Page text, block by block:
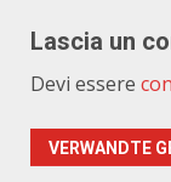
Lascia un
Devi essere
VERWANDTE